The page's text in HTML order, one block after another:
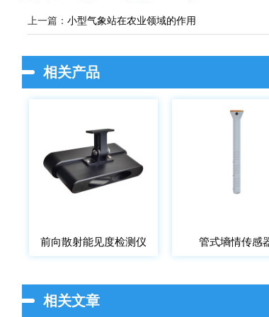
上一篇：小型气象站在农业领域的作用
相关产品
前向散射能见度检测仪 管式墒情传感
相关文章